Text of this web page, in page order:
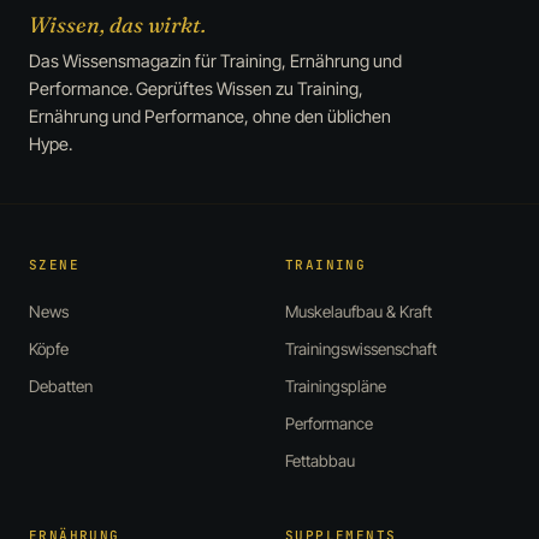
Wissen, das wirkt.
Das Wissensmagazin für Training, Ernährung und
Performance. Geprüftes Wissen zu Training,
Ernährung und Performance, ohne den üblichen
Hype.
SZENE
News
Köpfe
Debatten
TRAINING
Muskelaufbau & Kraft
Trainingswissenschaft
Trainingspläne
Performance
Fettabbau
ERNÄHRUNG SUPPLEMENTS